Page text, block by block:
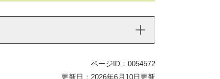
ページID：0054572
更新日：2026年6月10日更新